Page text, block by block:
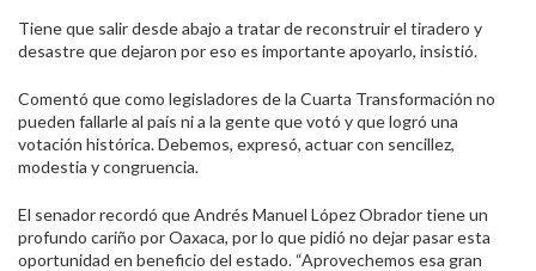
Tiene que salir desde abajo a tratar de reconstruir el tiradero y
desastre que dejaron por eso es importante apoyarlo, insistió.
Comentó que como legisladores de la Cuarta Transformación no
pueden fallarle al país ni a la gente que votó y que logró una
votación histórica. Debemos, expresó, actuar con sencillez,
modestia y congruencia.
El senador recordó que Andrés Manuel López Obrador tiene un
profundo cariño por Oaxaca, por lo que pidió no dejar pasar esta
oportunidad en beneficio del estado. “Aprovechemos esa gran